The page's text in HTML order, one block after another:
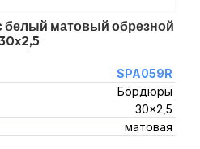
матовый обрезной
SPA059R
Бордюры
30x2,5
матовая